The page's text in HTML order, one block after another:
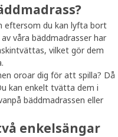
eftersom du kan lyfta bort
våra bäddmadrasser har
vilket gör dem
oroar dig för att spilla? Då
kan enkelt tvätta dem i
bäddmadrassen eller
enkelsängar